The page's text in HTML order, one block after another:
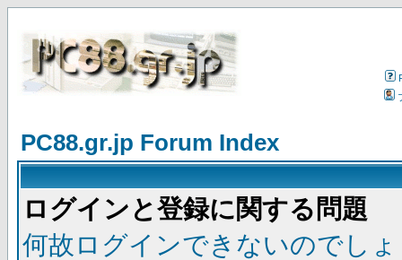
PC88.gr.jp Forum Index
ログインと登録に関する問題
何故ログインできないのでし